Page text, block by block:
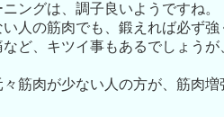
ングは、調子良いようですね。
人の筋肉でも、鍛えれば必ず
ど、キツイ事もあるでしょう
筋肉が少ない人の方が、筋肉